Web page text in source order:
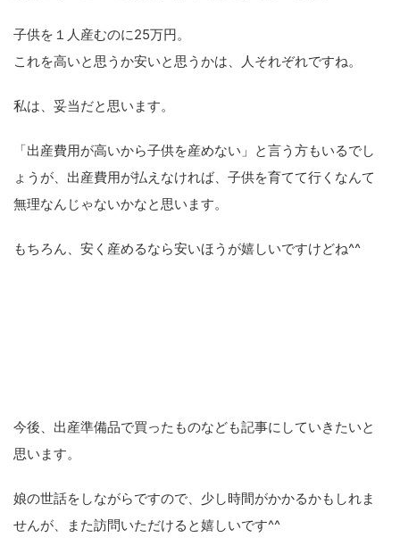
子供を１人産むのに25万円。
これを高いと思うか安いと思うかは、人それぞれですね。
私は、妥当だと思います。
「出産費用が高いから子供を産めない」と言う方もいるでし
ょうが、出産費用が払えなければ、子供を育てて行くなんて
無理なんじゃないかなと思います。
もちろん、安く産めるなら安いほうが嬉しいですけどね^^
今後、出産準備品で買ったものなども記事にしていきたいと
思います。
娘の世話をしながらですので、少し時間がかかるかもしれま
せんが、また訪問いただけると嬉しいです^^